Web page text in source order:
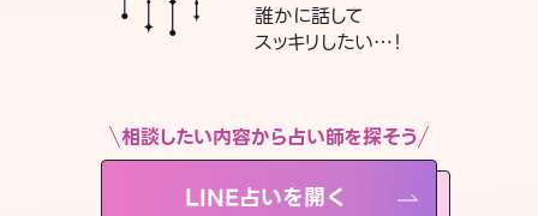
誰かに話して
スッキリしたい…！
相談したい内容から占い師を探そう
LINE占いを開く